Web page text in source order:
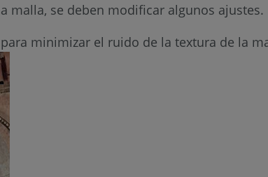
malla, se deben modificar algunos ajustes.
minimizar el ruido de la textura de la